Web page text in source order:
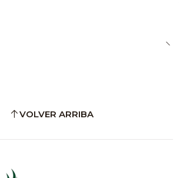
VOLVER ARRIBA